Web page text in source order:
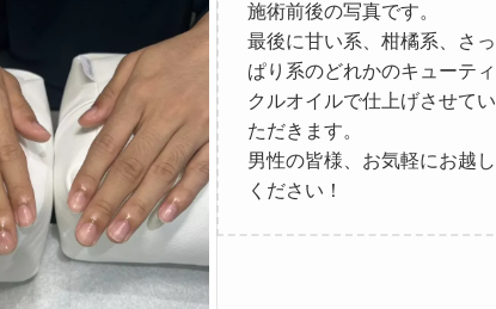
施術前後の写真です。
最後に甘い系、柑橘系、さっ
ぱり系のどれかのキューティ
クルオイルで仕上げさせてい
ただきます。
男性の皆様、お気軽にお越し
ください！